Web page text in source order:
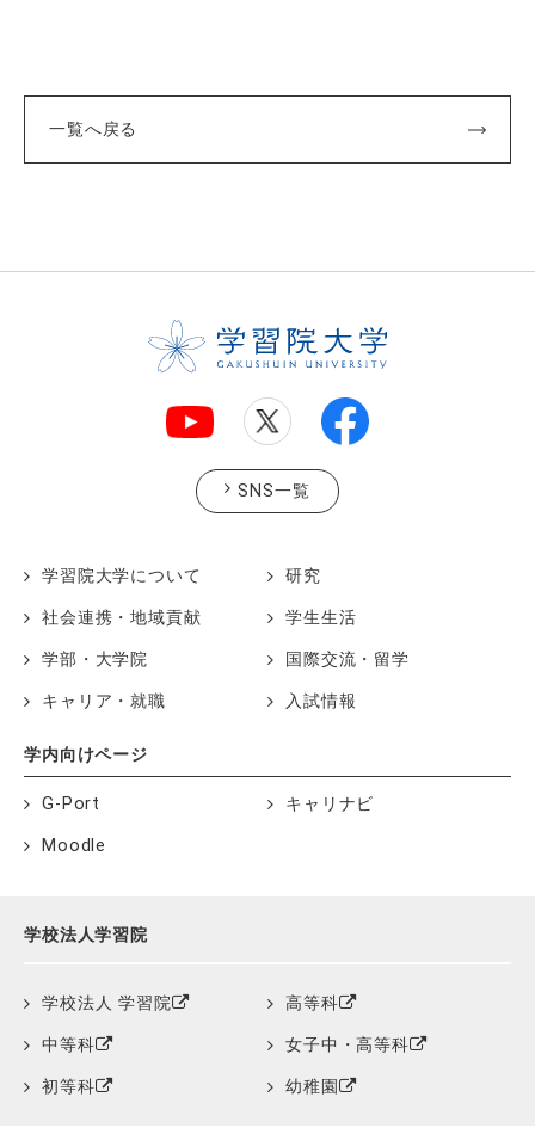
一覧へ戻る
SNS一覧
学習院大学について 研究
社会連携・地域貢献 学生生活
学部・大学院 国際交流・留学
キャリア・就職 入試情報
学内向けページ
G-Port キャリナビ
Moodle
学校法人学習院
学校法人 学習院 高等科
中等科 女子中・高等科
初等科 幼稚園